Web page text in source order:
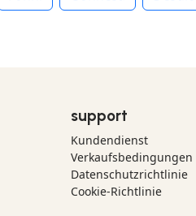
support
Kundendienst
Verkaufsbedingungen
Datenschutzrichtlinie
Cookie-Richtlinie